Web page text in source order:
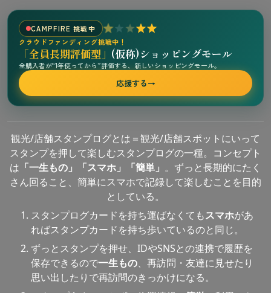
CAMPFIRE 挑戦中
クラウドファンディング挑戦中！
「全員長期評価型」 (仮称)ショッピングモール
全購入者が“1年使ってから”評価する、新しいショッピングモール。
応援する→
観光/店舗スタンプログとは＝観光/店舗スポットにいって
スタンプを押して楽しむスタンプログの一種。コンセプト
は 「一生もの」「スマホ」「簡単」 。ずっと長期的にたく
さん回ること、簡単にスマホで記録して楽しむことを目的
としている。
スタンプログカードを持ち運ばなくてもスマホがあ
ればスタンプカードを持ち歩いているのと同じ。
ずっとスタンプを押せ、IDやSNSとの連携で履歴を
保存できるので一生もの、再訪問・友達に見せたり
思い出したりで再訪問のきっかけになる。